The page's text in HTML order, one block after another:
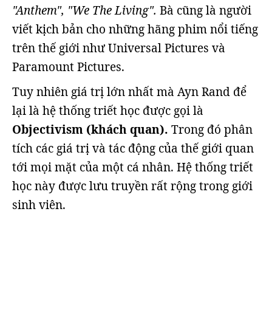
"Anthem", "We The Living". Bà cũng là người
viết kịch bản cho những hãng phim nổi tiếng
trên thế giới như Universal Pictures và
Paramount Pictures.
Tuy nhiên giá trị lớn nhất mà Ayn Rand để
lại là hệ thống triết học được gọi là
Objectivism (khách quan). Trong đó phân
tích các giá trị và tác động của thế giới quan
tới mọi mặt của một cá nhân. Hệ thống triết
học này được lưu truyền rất rộng trong giới
sinh viên.